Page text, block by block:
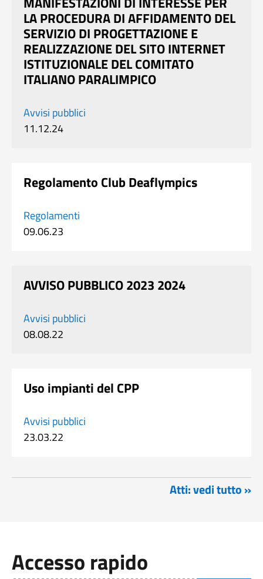
LA PROCEDURA DI AFFIDAMENTO DEL
SERVIZIO DI PROGETTAZIONE E
REALIZZAZIONE DEL SITO INTERNET
ISTITUZIONALE DEL COMITATO
ITALIANO PARALIMPICO
Avvisi pubblici
11.12.24
Regolamento Club Deaflympics
Regolamenti
09.06.23
AVVISO PUBBLICO 2023 2024
Avvisi pubblici
08.08.22
Uso impianti del CPP
Avvisi pubblici
23.03.22
Atti: vedi tutto »
Accesso rapido